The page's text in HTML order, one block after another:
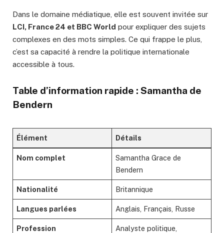
Dans le domaine médiatique, elle est souvent invitée sur
LCI, France 24 et BBC World pour expliquer des sujets
complexes en des mots simples. Ce qui frappe le plus,
c’est sa capacité à rendre la politique internationale
accessible à tous.
Table d’information rapide : Samantha de
Bendern
Élément Détails
Nom complet
Samantha Grace de
Bendern
Nationalité Britannique
Langues parlées Anglais, Français, Russe
Profession
Analyste politique,